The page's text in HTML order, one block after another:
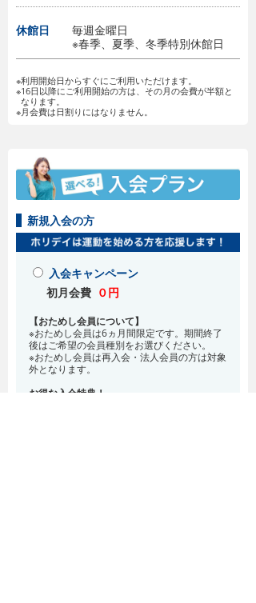
休館日
毎週金曜日
※春季、夏季、冬季特別休館日
※利用開始日からすぐにご利用いただけます。
※16日以降にご利用開始の方は、その月の会費が半額と
なります。
※月会費は日割りにはなりません。
新規入会の方
入会キャンペーン
初月会費 ０円
【おためし会員について】
※おためし会員は6ヵ月間限定です。期間終了
後はご希望の会員種別をお選びください。
※おためし会員は再入会・法人会員の方は対象
外となります。
お得な入会特典！